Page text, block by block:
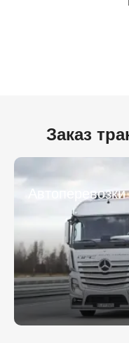
Заказ
Автоперевозки